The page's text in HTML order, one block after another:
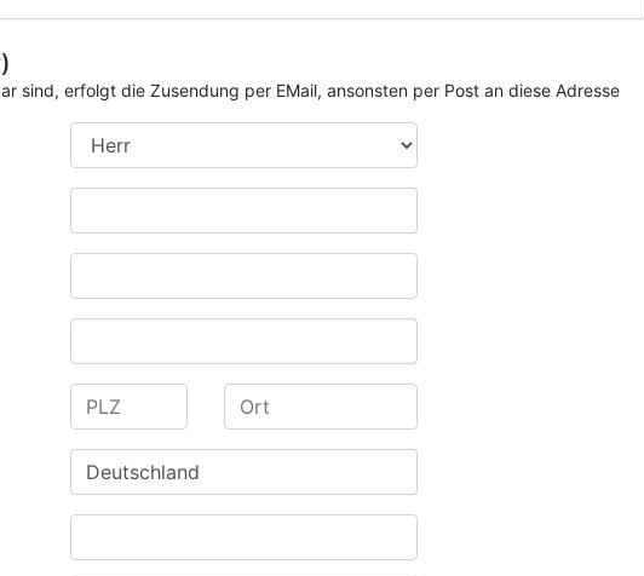
sind, erfolgt die Zusendung per EMail, ansonsten per Post an diese Adresse